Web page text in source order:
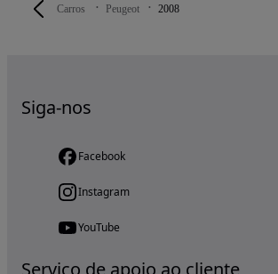
Carros Peugeot 2008
Siga-nos
Facebook
Instagram
YouTube